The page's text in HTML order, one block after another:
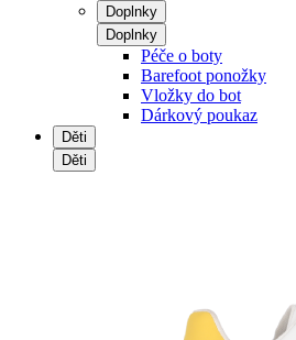
Doplnky
Doplnky
Péče o boty
Barefoot ponožky
Vložky do bot
Dárkový poukaz
Děti
Děti